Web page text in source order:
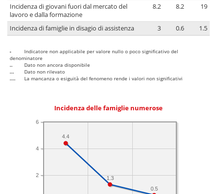
Incidenza di giovani fuori dal mercato del
lavoro e dalla formazione
8.2 8.2 19
Incidenza di famiglie in disagio di assistenza 3 0.6 1.5
-
Indicatore non applicabile per valore nullo o poco significativo del
denominatore
..
Dato non ancora disponibile
...
Dato non rilevato
....
La mancanza o esiguità del fenomeno rende i valori non significativi
Incidenza delle famiglie numerose
2
4
6
0.5
1.3
4.4